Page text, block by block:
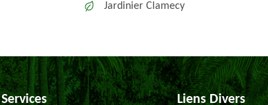
Jardinier Clamecy
Liens Divers